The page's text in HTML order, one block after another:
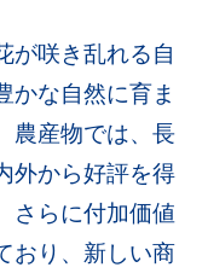
が咲き乱れる自
かな自然に育ま
農産物では、長
外から好評を得
さらに付加価値
おり、新しい商